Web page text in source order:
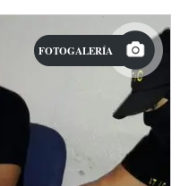
FOTOGALERÍA